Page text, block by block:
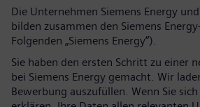
Die Unternehmen Siemens Energy
bilden zusammen den Siemens
Folgenden „Siemens Energy“).
Sie haben den ersten Schritt zu einer
bei Siemens Energy gemacht. Wir
Bewerbung auszufüllen. Wenn Sie